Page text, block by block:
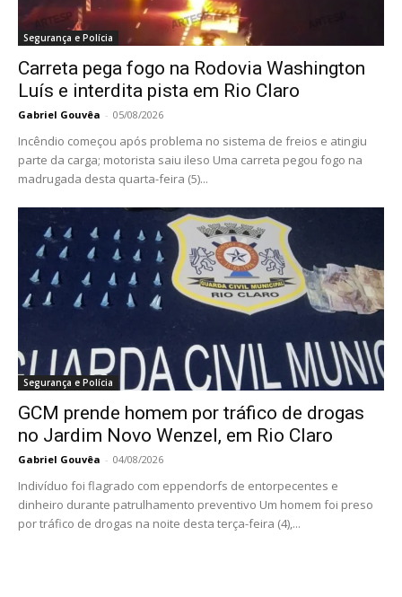
Segurança e Polícia
Carreta pega fogo na Rodovia Washington
Luís e interdita pista em Rio Claro
Gabriel Gouvêa - 05/08/2026
Incêndio começou após problema no sistema de freios e atingiu
parte da carga; motorista saiu ileso Uma carreta pegou fogo na
madrugada desta quarta-feira (5)...
Segurança e Polícia
GCM prende homem por tráfico de drogas
no Jardim Novo Wenzel, em Rio Claro
Gabriel Gouvêa - 04/08/2026
Indivíduo foi flagrado com eppendorfs de entorpecentes e
dinheiro durante patrulhamento preventivo Um homem foi preso
por tráfico de drogas na noite desta terça-feira (4),...